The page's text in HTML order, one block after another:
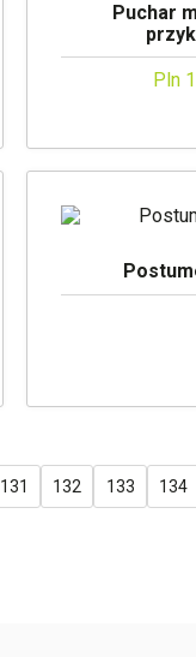
Puchar
Pln
131 132 133 134